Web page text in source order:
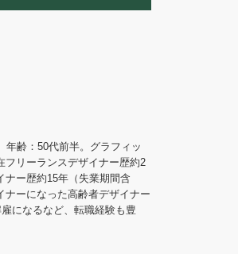
齢：50代前半。グラフィッ
フリーランスデザイナー歴約2
ナー歴約15年（失業期間含
ナーになった高齢者デザイナー
になるなど、転職経験も豊